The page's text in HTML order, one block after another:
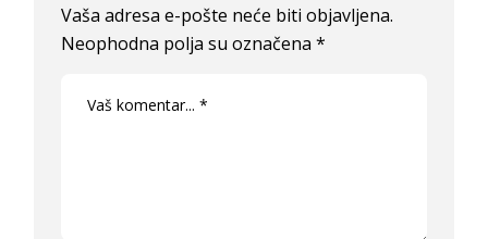
Vaša adresa e-pošte neće biti objavljena.
Neophodna polja su označena*